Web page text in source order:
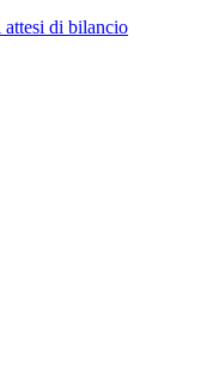
di bilancio